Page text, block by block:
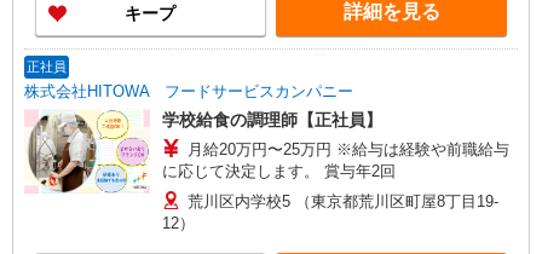
キープ 詳細を見る
正社員
株式会社HITOWA フードサービスカンパニー
学校給食の調理師【正社員】
月給20万円〜25万円 ※給与は経験や前職給与
に応じて決定します。 賞与年2回
荒川区内学校5 （東京都荒川区町屋8丁目19-
12）